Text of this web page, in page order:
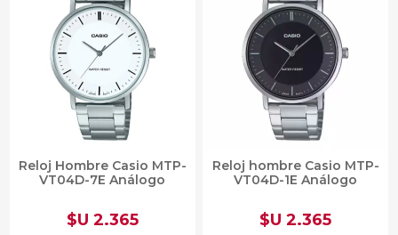
Reloj Hombre Casio MTP-
VT04D-7E Análogo
$U 2.365
Reloj hombre Casio MTP-
VT04D-1E Análogo
$U 2.365